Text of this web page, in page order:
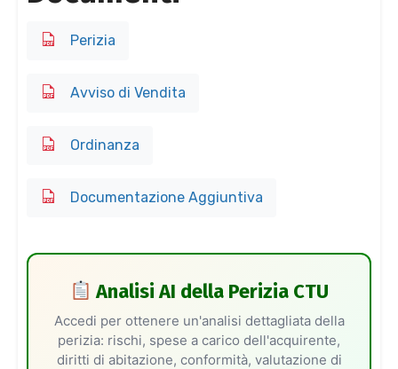
Perizia
Avviso di Vendita
Ordinanza
Documentazione Aggiuntiva
Analisi AI della Perizia CTU
Accedi per ottenere un'analisi dettagliata della
perizia: rischi, spese a carico dell'acquirente,
diritti di abitazione, conformità, valutazione di